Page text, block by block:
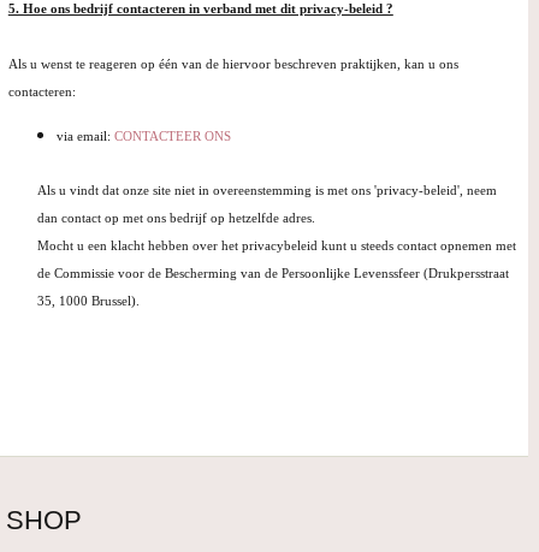
5. Hoe ons bedrijf contacteren in verband met dit privacy-beleid ?
Als u wenst te reageren op één van de hiervoor beschreven praktijken, kan u ons
contacteren:
via email: CONTACTEER ONS
Als u vindt dat onze site niet in overeenstemming is met ons 'privacy-beleid', neem
dan contact op met ons bedrijf op hetzelfde adres.
Mocht u een klacht hebben over het privacybeleid kunt u steeds contact opnemen met
de Commissie voor de Bescherming van de Persoonlijke Levenssfeer (Drukpersstraat
35, 1000 Brussel).
SHOP